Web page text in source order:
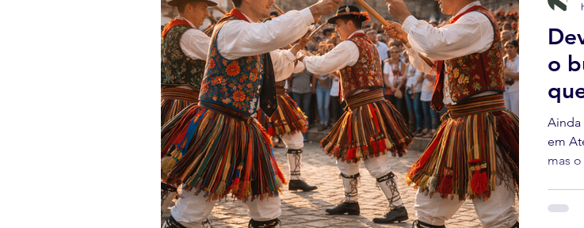
História Tradição local Inverno Viagem & Turismo Guias
Pronto a Reservar Gastronomia com Raízes Olhar Internacional
Slow Travel
o
Ainda
em
mas